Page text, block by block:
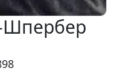
Шпербер